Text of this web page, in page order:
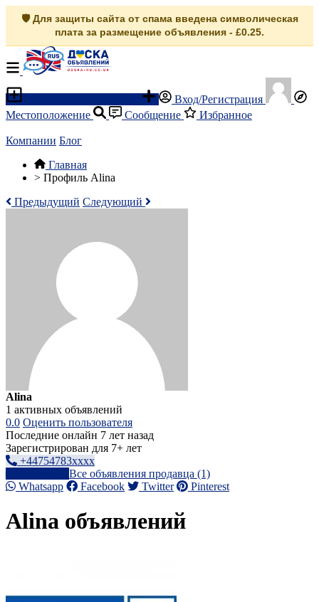
🛡️ Для защиты сайта от спама введена символическая
плата за размещение объявления - £0.25.
Вход/Регистрация
Местоположение
Сообщение Избранное
Компании Блог
Главная
> Профиль Alina
Предыдущий Следующий
Alina
1 активных объявлений
0.0 Оценить пользователя
Последние онлайн 7 лет назад
Зарегистрирован для 7+ лет
+44754783xxxx
Все объявления продавца (1)
Whatsapp
Facebook Twitter Pinterest
Alina объявлений